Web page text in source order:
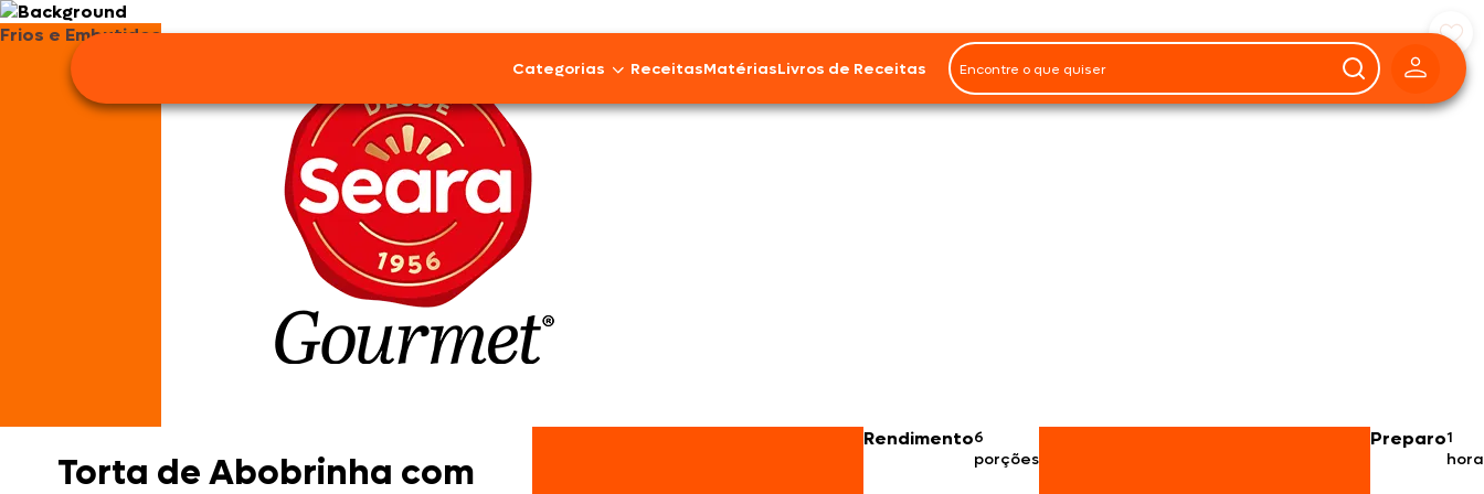
Categorias ReceitasMatériasLivros de Receitas
Frios e Embutidos
Torta de Abobrinha com
Rendimento6
porções
Preparo1
hora